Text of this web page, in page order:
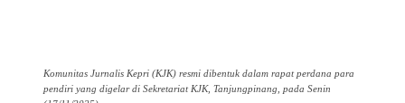
Komunitas Jurnalis Kepri (KJK) resmi dibentuk dalam rapat perdana para
pendiri yang digelar di Sekretariat KJK, Tanjungpinang, pada Senin